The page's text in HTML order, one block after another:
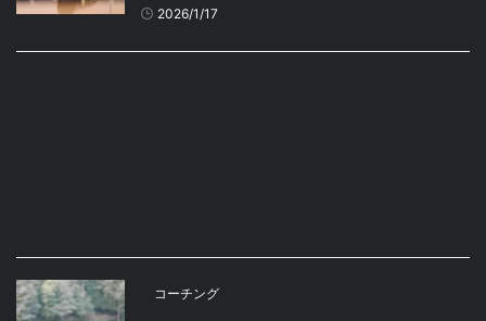
2026/1/17
コーチング